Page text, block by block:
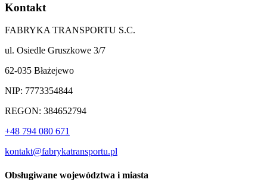
Kontakt
FABRYKA TRANSPORTU S.C.
ul. Osiedle Gruszkowe 3/7
62-035 Błażejewo
NIP: 7773354844
REGON: 384652794
+48 794 080 671
kontakt@fabrykatransportu.pl
Obsługiwane województwa i miasta